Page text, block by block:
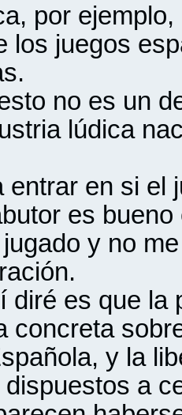
por
los juegos
no es un
lúdica
entrar en si el
es bueno
y no
diré es que la
concreta
y la
a